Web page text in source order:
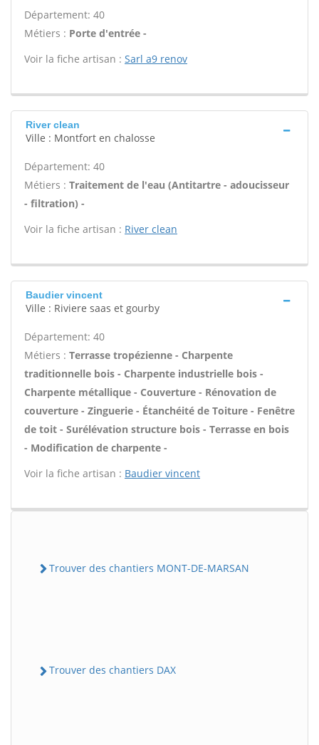
Département: 40
Métiers : Porte d'entrée -
Voir la fiche artisan : Sarl a9 renov
River clean
Ville : Montfort en chalosse
Département: 40
Métiers : Traitement de l'eau (Antitartre - adoucisseur
- filtration) -
Voir la fiche artisan : River clean
Baudier vincent
Ville : Riviere saas et gourby
Département: 40
Métiers : Terrasse tropézienne - Charpente
traditionnelle bois - Charpente industrielle bois -
Charpente métallique - Couverture - Rénovation de
couverture - Zinguerie - Étanchéité de Toiture - Fenêtre
de toit - Surélévation structure bois - Terrasse en bois
- Modification de charpente -
Voir la fiche artisan : Baudier vincent
Trouver des chantiers MONT-DE-MARSAN
Trouver des chantiers DAX